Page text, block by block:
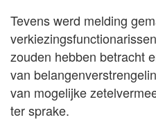
Tevens werd melding
zouden hebben betracht
van
van mogelijke
ter sprake.